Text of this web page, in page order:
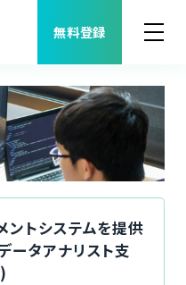
無料登録
ントシステムを提供
ータアナリスト支